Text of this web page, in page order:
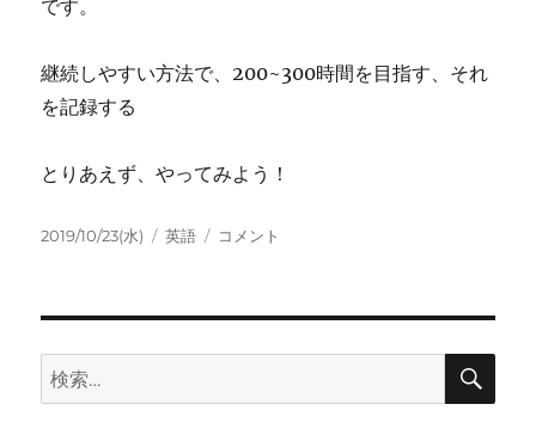
です。
継続しやすい方法で、200~300時間を目指す、それ
を記録する
とりあえず、やってみよう！
投
2019/10/23(水)
カ
英語
英
「め
ど
コメント
検
索:
検